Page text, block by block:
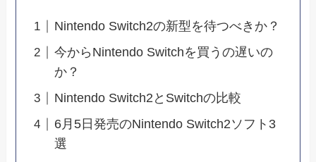
Nintendo Switch2の新型を待つべきか？
今からNintendo Switchを買うの遅いの
か？
Nintendo Switch2とSwitchの比較
6月5日発売のNintendo Switch2ソフト3
選